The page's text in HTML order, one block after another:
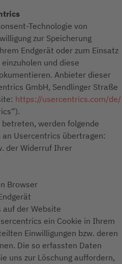
Technologie von
zur Speicherung
Endgerät oder zum Einsatz
und diese
Anbieter dieser
GmbH, Sendlinger Straße
https://usercentrics.com/de/
werden folgende
Usercentrics übertragen:
der Widerruf Ihrer
Browser
der Website
ein Cookie in Ihrem
Einwilligungen bzw. deren
Die so erfassten Daten
uns zur Löschung auffordern,